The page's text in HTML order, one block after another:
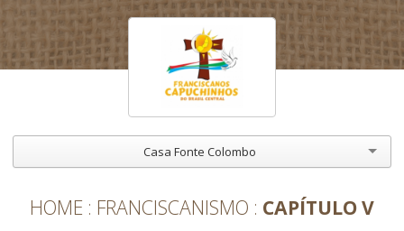
Casa Fonte Colombo
HOME FRANCISCANISMO CAPÍTULO V